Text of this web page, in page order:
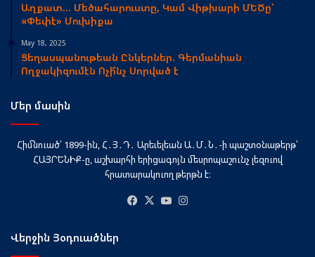
Աղքատ… Մեծահարուստը, Կամ Վիթխարի ՄԵԾը՝
«Փեփէ» Մուխիքա
May 18, 2025
Ցեղասպանութեան Ընկերներ. Գերմանիան
Ողջակիզումէն Ոչի՞նչ Սորված է
Մեր մասին
Հիմնուած՝ 1899-ին, Հ․Յ․Դ․ Արեւելեան Ա․Մ․Ն․-ի պաշտօնաթերթ՝
ՀԱՅՐԵՆԻՔ-ը, աշխարհի երիցագոյն մեսրոպաշունչ լեզուով
հրատարակուող թերթն է։
Facebook
X YouTube
Վերջին Յօդուածներ